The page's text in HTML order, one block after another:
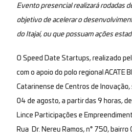
Evento presencial realizará rodadas
objetivo de acelerar o
do Itajaí, ou que possuam ações
O Speed Date Startups, realizado
com o apoio do polo regional ACATE
Catarinense de Centros de
04 de agosto, a partir das 9 horas,
Lince Participações e
Rua Dr. Nereu Ramos, n° 750, bairro